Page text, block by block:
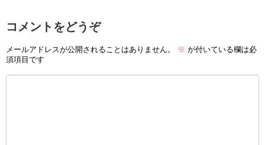
コメントをどうぞ
メールアドレスが公開されることはありません。 ※ が付いている欄は必
須項目です